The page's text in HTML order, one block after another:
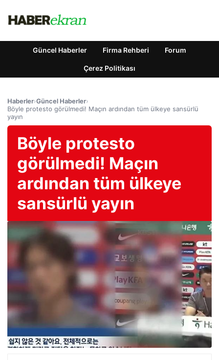
Güncel Haberler Firma Rehberi Forum
Çerez Politikası
Haberler›Güncel Haberler›
Böyle protesto görülmedi! Maçın ardından tüm ülkeye sansürlü
yayın
Böyle protesto
görülmedi! Maçın
ardından tüm ülkeye
sansürlü yayın